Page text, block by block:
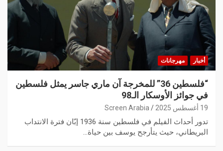
أخبار مهرجانات
“فلسطين 36” للمخرجة آن ماري جاسر يمثل فلسطين
في جوائز الأوسكار الـ98
19 أغسطس 2025 Screen Arabia
تدور أحداث الفيلم في فلسطين سنة 1936 إبّان فترة الانتداب
البريطاني، حيث يتأرجح يوسف بين حياة…